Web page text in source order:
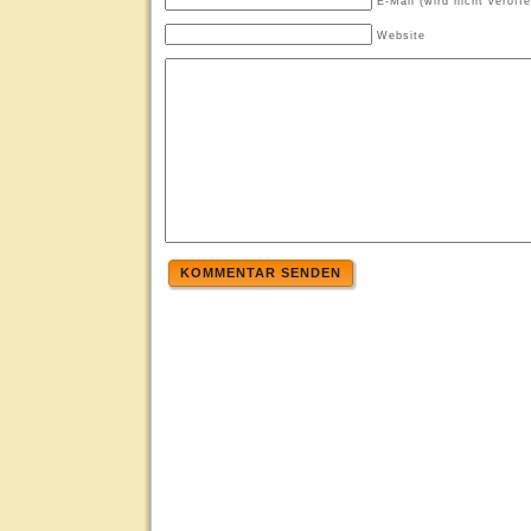
Website
KOMMENTAR SENDEN